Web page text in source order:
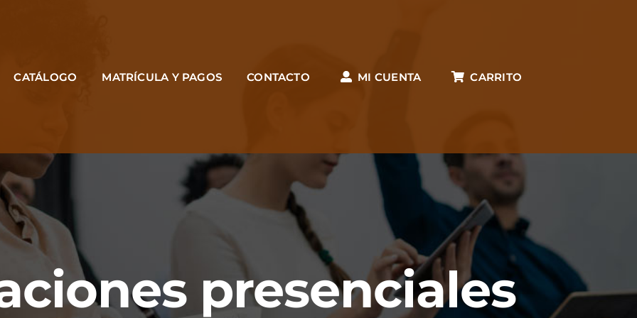
CATÁLOGO MATRÍCULA Y PAGOS CONTACTO MI CUENTA CARRITO
presenciales